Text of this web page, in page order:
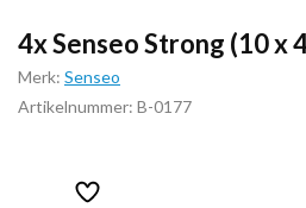
4x Senseo Strong (10 x
Merk: Senseo
Artikelnummer: B-0177